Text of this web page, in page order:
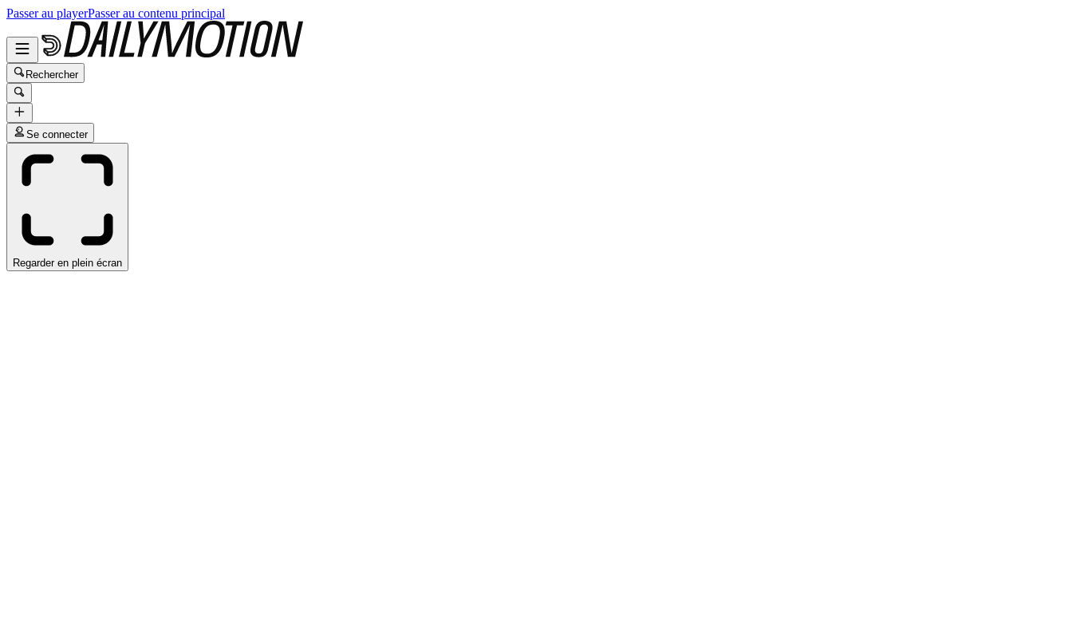
Passer au playerPasser au contenu principal
Rechercher
Se connecter
Regarder en plein écran